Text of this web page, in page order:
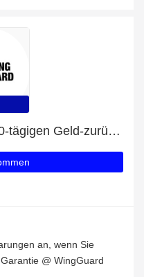
Profitieren Sie von einer 30-tägigen Geld-zurück-Garantie
an, wenn Sie
@ WingGuard